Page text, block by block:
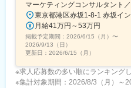
マーケティングコンサルタント
月給41万円～53万円
掲載予定期間： 2026/6/15（月） 〜
2026/9/13（日）
更新日： 2026/6/15（月）
※求人応募数の多い順にランキング
※集計対象期間：2026/8/3（月）～